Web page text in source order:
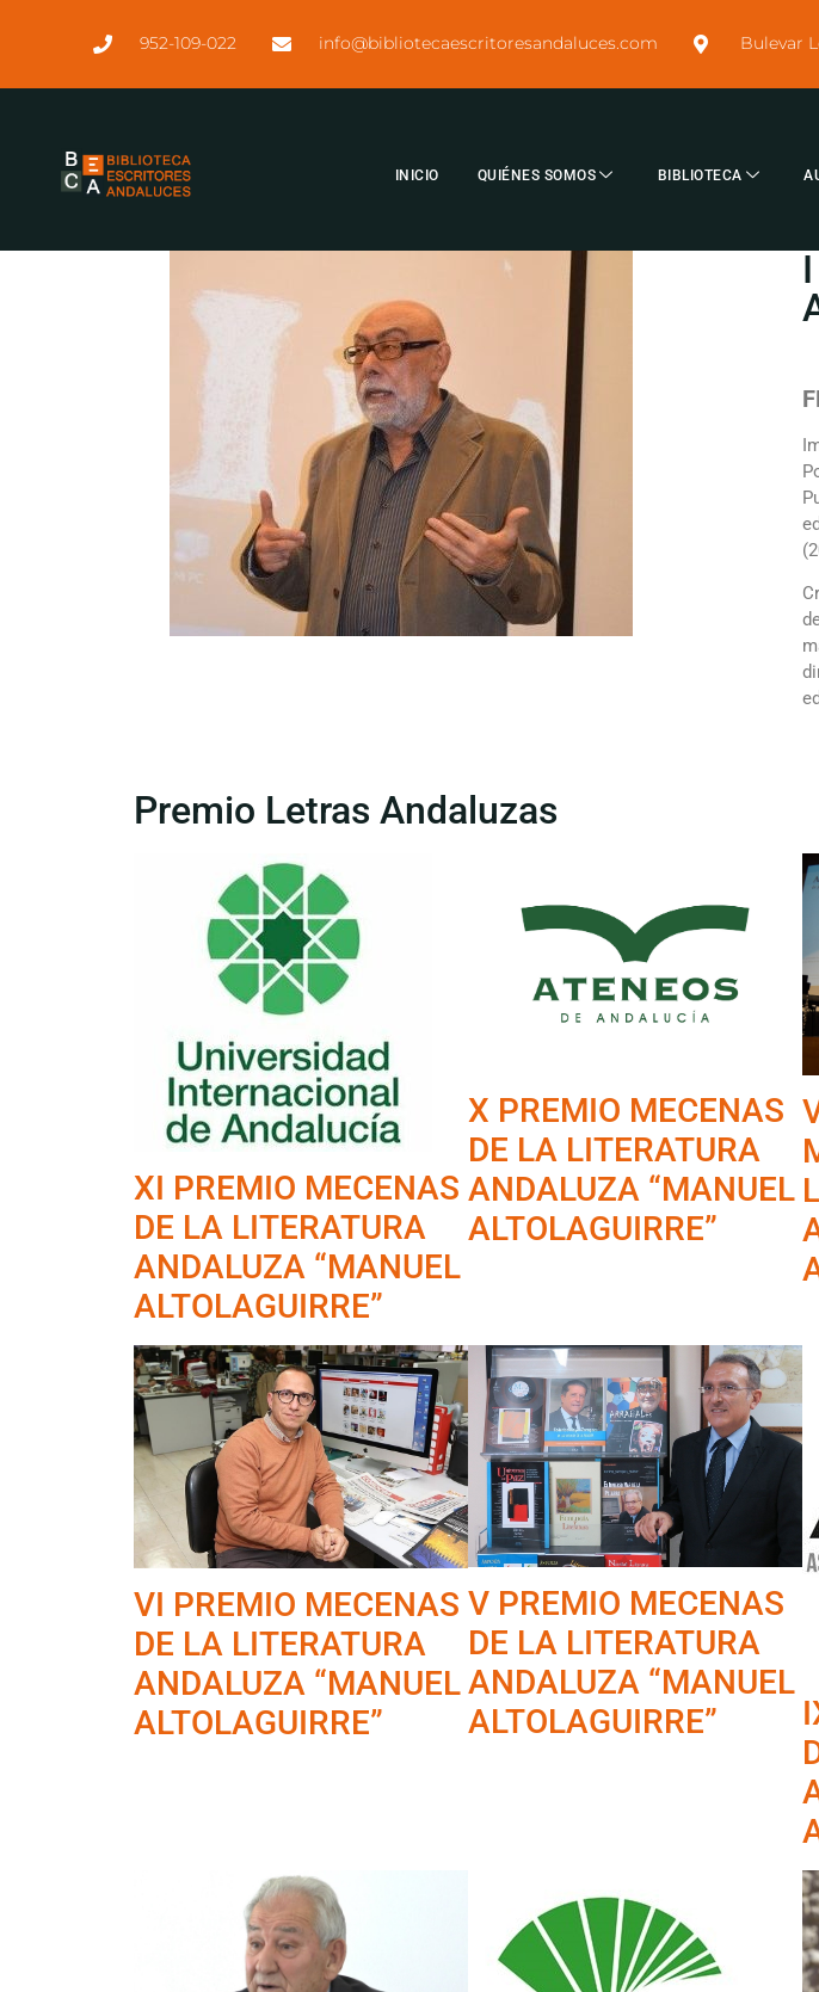
952-109-022 info@bibliotecaescritoresandaluces.com Bulevar
INICIO QUIÉNES SOMOS BIBLIOTECA
Premio Letras Andaluzas
XI PREMIO MECENAS
DE LA LITERATURA
ANDALUZA “MANUEL
ALTOLAGUIRRE”
X PREMIO MECENAS
DE LA LITERATURA
ANDALUZA “MANUEL
ALTOLAGUIRRE”
VI PREMIO MECENAS
DE LA LITERATURA
ANDALUZA “MANUEL
ALTOLAGUIRRE”
V PREMIO MECENAS
DE LA LITERATURA
ANDALUZA “MANUEL
ALTOLAGUIRRE”